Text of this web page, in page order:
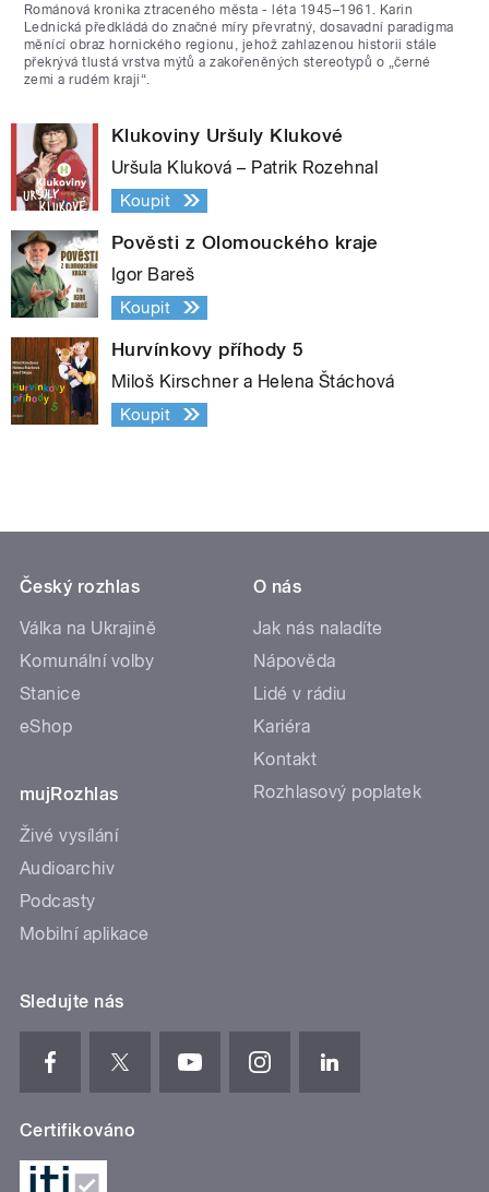
Románová kronika ztraceného města - léta 1945–1961. Karin
Lednická předkládá do značné míry převratný, dosavadní paradigma
měnící obraz hornického regionu, jehož zahlazenou historii stále
překrývá tlustá vrstva mýtů a zakořeněných stereotypů o „černé
zemi a rudém kraji“.
Klukoviny Uršuly Klukové
Uršula Kluková – Patrik Rozehnal
Koupit
Pověsti z Olomouckého kraje
Igor Bareš
Koupit
Hurvínkovy příhody 5
Miloš Kirschner a Helena Štáchová
Koupit
Český rozhlas
Válka na Ukrajině
Komunální volby
Stanice
eShop
mujRozhlas
Živé vysílání
Audioarchiv
Podcasty
Mobilní aplikace
O nás
Jak nás naladíte
Nápověda
Lidé v rádiu
Kariéra
Kontakt
Rozhlasový poplatek
Sledujte nás
Certifikováno